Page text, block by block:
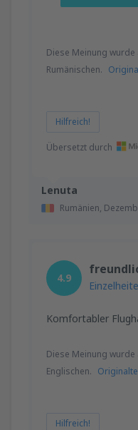
Lenuta
Rumänien,
Diese Meinung
Rumänischen.
Hilfreich!
Übersetzt durch
4.9
Komfortabler
Diese Meinung
Englischen.
Hilfreich!